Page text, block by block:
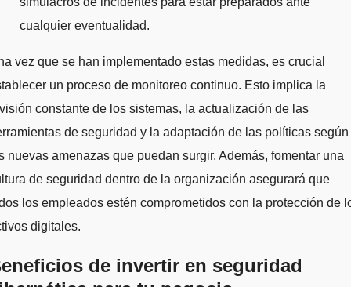
cualquier eventualidad.
vez que se han implementado estas medidas, es crucial
un proceso de monitoreo continuo. Esto implica la
constante de los sistemas, la actualización de las
de seguridad y la adaptación de las políticas según
nuevas amenazas que puedan surgir. Además, fomentar una
de seguridad dentro de la organización asegurará que
los empleados estén comprometidos con la protección de
digitales.
de invertir en seguridad